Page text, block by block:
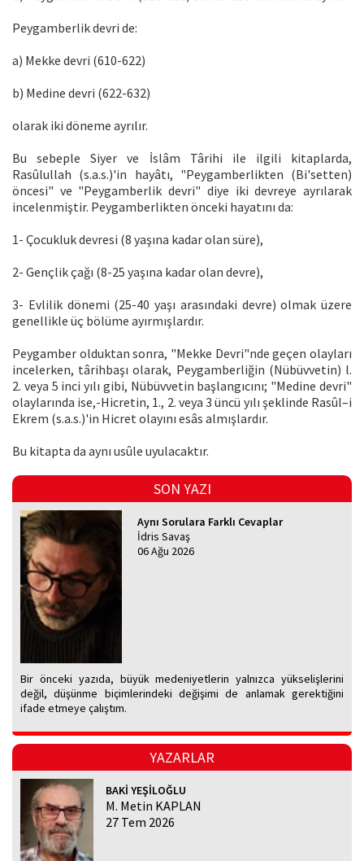
Peygamberlik devri de:
a) Mekke devri (610-622)
b) Medine devri (622-632)
olarak iki döneme ayrılır.
Bu sebeple Siyer ve İslâm Târihi ile ilgili kitaplarda,
Rasûlullah (s.a.s.)'in hayâtı, "Peygamberlikten (Bi'setten)
öncesi" ve "Peygamberlik devri" diye iki devreye ayrılarak
incelenmiştir. Peygamberlikten önceki hayatını da:
1- Çocukluk devresi (8 yaşına kadar olan süre),
2- Gençlik çağı (8-25 yaşına kadar olan devre),
3- Evlilik dönemi (25-40 yaşı arasındaki devre) olmak üzere
genellikle üç bölüme ayırmışlardır.
Peygamber olduktan sonra, "Mekke Devri"nde geçen olayları
incelerken, târihbaşı olarak, Peygamberliğin (Nübüvvetin) l.
2. veya 5 inci yılı gibi, Nübüvvetin başlangıcını; "Medine devri"
olaylarında ise,-Hicretin, 1., 2. veya 3 üncü yılı şeklinde Rasûl–i
Ekrem (s.a.s.)'in Hicret olayını esâs almışlardır.
Bu kitapta da aynı usûle uyulacaktır.
SON YAZI
Aynı Sorulara Farklı Cevaplar
İdris Savaş
06 Ağu 2026
Bir önceki yazıda, büyük medeniyetlerin yalnızca yükselişlerini
değil, düşünme biçimlerindeki değişimi de anlamak gerektiğini
ifade etmeye çalıştım.
YAZARLAR
BAKİ YEŞİLOĞLU
M. Metin KAPLAN
27 Tem 2026